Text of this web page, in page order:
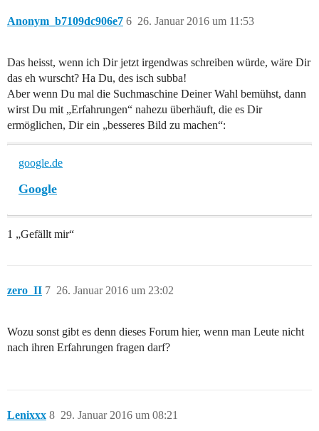
Anonym_b7109dc906e7 26. Januar 2016 um 11:53
6
Das heisst, wenn ich Dir jetzt irgendwas schreiben würde, wäre Dir
das eh wurscht? Ha Du, des isch subba!
Aber wenn Du mal die Suchmaschine Deiner Wahl bemühst, dann
wirst Du mit „Erfahrungen“ nahezu überhäuft, die es Dir
ermöglichen, Dir ein „besseres Bild zu machen“:
google.de
Google
1 „Gefällt mir“
zero_II 26. Januar 2016 um 23:02
7
Wozu sonst gibt es denn dieses Forum hier, wenn man Leute nicht
nach ihren Erfahrungen fragen darf?
Lenixxx 29. Januar 2016 um 08:21
8